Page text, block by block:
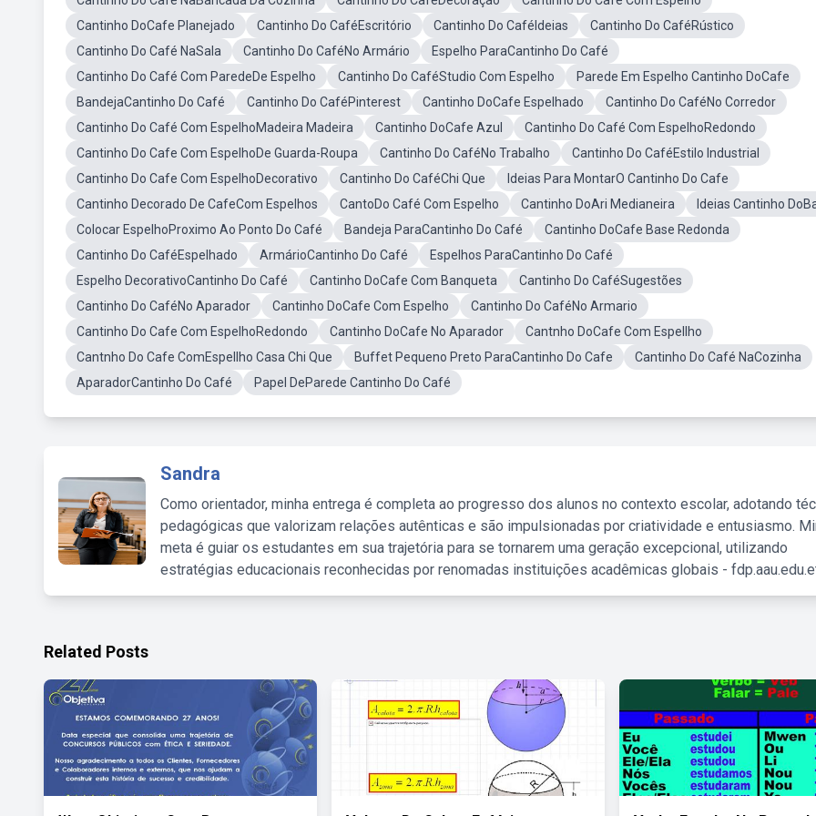
Cantinho DoCafe Planejado
Cantinho Do CaféEscritório Cantinho Do CaféIdeias
Cantinho Do CaféRústico
Cantinho Do Café NaSala
Cantinho Do CaféNo Armário
Espelho ParaCantinho Do Café
Cantinho Do Café Com ParedeDe Espelho
Cantinho Do CaféStudio Com Espelho
Parede Em Espelho Cantinho DoCafe
BandejaCantinho Do Café
Cantinho Do CaféPinterest Cantinho DoCafe Espelhado
Cantinho Do CaféNo Corredor
Cantinho Do Café Com EspelhoMadeira Madeira
Cantinho DoCafe Azul
Cantinho Do Café Com EspelhoRedondo
Cantinho Do Cafe Com EspelhoDe Guarda-Roupa
Cantinho Do CaféNo Trabalho
Cantinho Do CaféEstilo Industrial
Cantinho Do Cafe Com EspelhoDecorativo
Cantinho Do CaféChi Que
Ideias Para MontarO Cantinho Do Cafe
Cantinho Decorado De CafeCom Espelhos
CantoDo Café Com Espelho Cantinho DoAri Medianeira
Ideias Cantinho
Colocar EspelhoProximo Ao Ponto Do Café
Bandeja ParaCantinho Do Café
Cantinho DoCafe Base Redonda
Cantinho Do CaféEspelhado
ArmárioCantinho Do Café
Espelhos ParaCantinho Do Café
Espelho DecorativoCantinho Do Café
Cantinho DoCafe Com Banqueta
Cantinho Do CaféSugestões
Cantinho Do CaféNo Aparador
Cantinho DoCafe Com Espelho
Cantinho Do CaféNo Armario
Cantinho Do Cafe Com EspelhoRedondo
Cantinho DoCafe No Aparador
Cantnho DoCafe Com Espellho
Cantnho Do Cafe ComEspellho Casa Chi Que
Buffet Pequeno Preto ParaCantinho Do Cafe
Cantinho Do Café NaCozinha
AparadorCantinho Do Café
Papel DeParede Cantinho Do Café
Sandra
Como orientador, minha entrega é completa ao progresso dos alunos no contexto escolar, adotando
pedagógicas que valorizam relações autênticas e são impulsionadas por criatividade e entusiasmo.
meta é guiar os estudantes em sua trajetória para se tornarem uma geração excepcional, utilizando
estratégias educacionais reconhecidas por renomadas instituições acadêmicas globais -
Related Posts